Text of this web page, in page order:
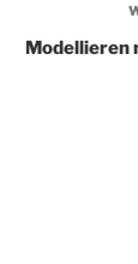
Modellieren